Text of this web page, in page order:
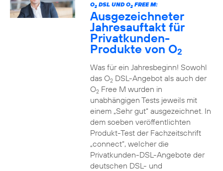
O2DSL UND O2FREE M:
Ausgezeichneter
Jahresauftakt für
Privatkunden-
Produkte von O2
Was für ein Jahresbeginn! Sowohl
das O2DSL-Angebot als auch der
O2Free M wurden in
unabhängigen Tests jeweils mit
einem „Sehr gut“ ausgezeichnet. In
dem soeben veröffentlichten
Produkt-Test der Fachzeitschrift
„connect“, welcher die
Privatkunden-DSL-Angebote der
deutschen DSL- und